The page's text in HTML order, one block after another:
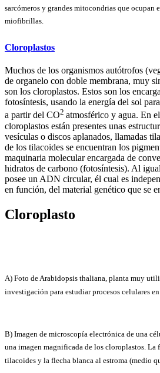
sarcómeros y grandes mitocondrias que
miofibrillas.
Cloroplastos
Muchos de los organismos autótrofos
de organelo con doble membrana, muy
son los cloroplastos. Estos son los
fotosíntesis, usando la energía del sol
a partir del CO2 atmosférico y agua. En
cloroplastos están presentes unas
vesículas o discos aplanados, llamadas
de los tilacoides se encuentran los
maquinaria molecular encargada de
hidratos de carbono (fotosíntesis). Al
posee un ADN circular, él cual es
en función, del material genético que se
Cloroplasto
A) Foto de Arabidopsis thaliana, planta muy
investigación para estudiar procesos celulares en
B) Imagen de microscopía electrónica de una
una imagen magnificada de los cloroplastos. La
tilacoides y la flecha blanca al estroma (medio